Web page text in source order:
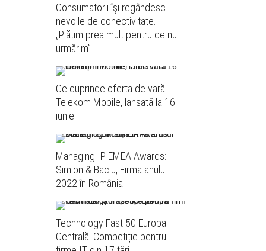
Consumatorii îşi regândesc
nevoile de conectivitate.
„Plătim prea mult pentru ce nu
urmărim”
Ce cuprinde oferta de vară
Telekom Mobile, lansată la 16
iunie
Managing IP EMEA Awards:
Simion & Baciu, Firma anului
2022 în România
Technology Fast 50 Europa
Centrală: Competiție pentru